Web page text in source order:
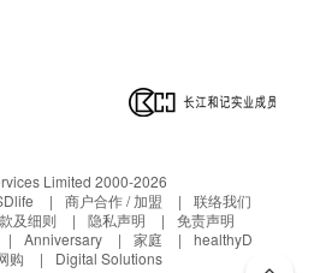
Limited 2000-2026
商户合作 / 加盟
联络我们
及细则 隐私声明
免责声明
Anniversary 家庭
healthyD
购
Digital Solutions